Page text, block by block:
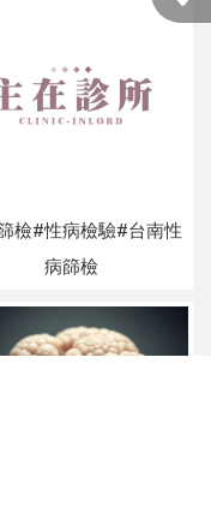
檢#性病檢驗#台南性
病篩檢